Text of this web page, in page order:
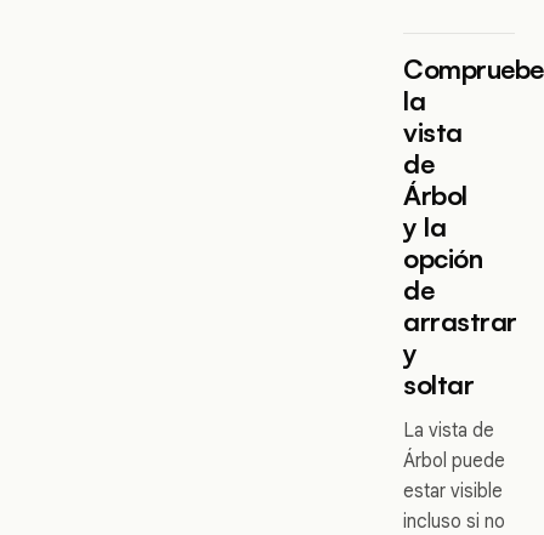
Compruebe
la
vista
de
Árbol
y la
opción
de
arrastrar
y
soltar
La vista de
Árbol puede
estar visible
incluso si no